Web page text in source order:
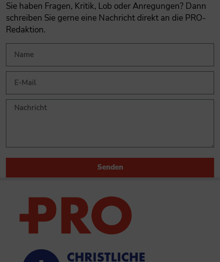
Sie haben Fragen, Kritik, Lob oder Anregungen? Dann
schreiben Sie gerne eine Nachricht direkt an die PRO-
Redaktion.
Senden